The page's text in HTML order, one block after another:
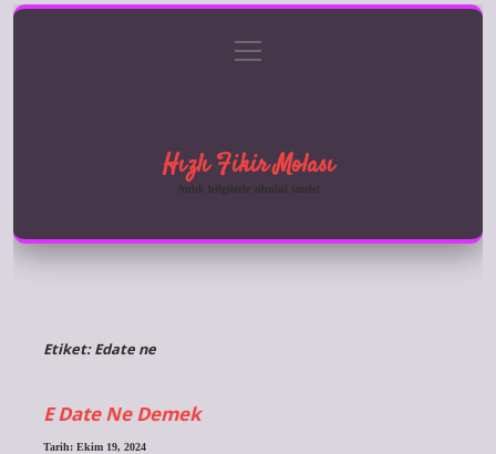
Gizlilik Politikası
menüyü
aç
Hızlı Fikir Molası
Anlık bilgilerle zihnini tazele!
Etiket:Edate ne
E Date Ne Demek
Tarih: Ekim 19, 2024